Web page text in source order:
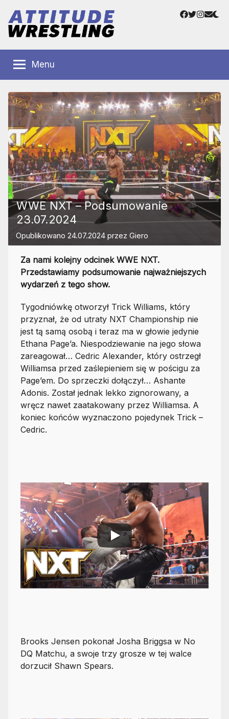
treści
Wrestling
Polska
Wrestlingu
Facebook
Twitter
Menu
WWE NXT – Podsumowanie
23.07.2024
Opublikowano 24.07.2024 przez Giero
Za nami kolejny odcinek WWE NXT.
Przedstawiamy podsumowanie najważniejszych
wydarzeń z tego show.
Tygodniówkę otworzył Trick Williams, który
przyznał, że od utraty NXT Championship nie
jest tą samą osobą i teraz ma w głowie jedynie
Ethana Page’a. Niespodziewanie na jego słowa
zareagował… Cedric Alexander, który ostrzegł
Williamsa przed zaślepieniem się w pościgu za
Page’em. Do sprzeczki dołączył… Ashante
Adonis. Został jednak lekko zignorowany, a
wręcz nawet zaatakowany przez Williamsa. A
koniec końców wyznaczono pojedynek Trick –
Cedric.
Brooks Jensen pokonał Josha Briggsa w No
DQ Matchu, a swoje trzy grosze w tej walce
dorzucił Shawn Spears.